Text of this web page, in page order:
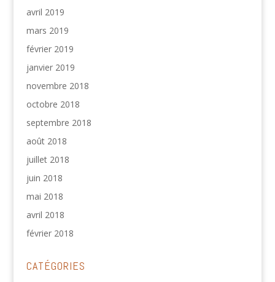
avril 2019
mars 2019
février 2019
janvier 2019
novembre 2018
octobre 2018
septembre 2018
août 2018
juillet 2018
juin 2018
mai 2018
avril 2018
février 2018
CATÉGORIES